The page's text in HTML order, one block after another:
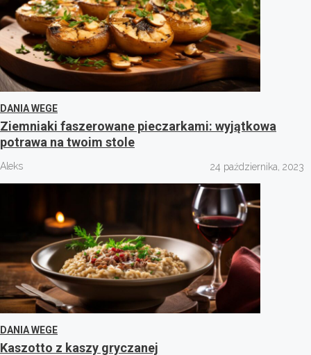
DANIA WEGE
Ziemniaki faszerowane pieczarkami: wyjątkowa
potrawa na twoim stole
Aleks 24 października, 2023
DANIA WEGE
Kaszotto z kaszy gryczanej